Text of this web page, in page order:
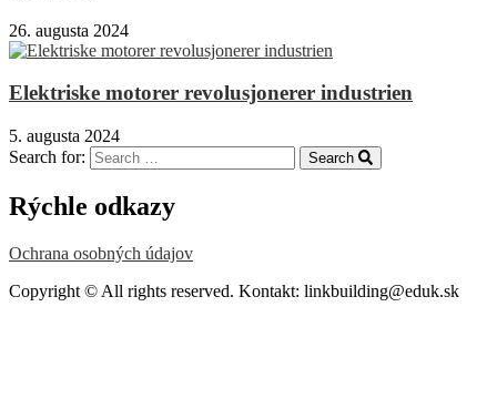
26. augusta 2024
Elektriske motorer revolusjonerer industrien
5. augusta 2024
Search for:
Search
Rýchle odkazy
Ochrana osobných údajov
Copyright © All rights reserved. Kontakt: linkbuilding@eduk.sk